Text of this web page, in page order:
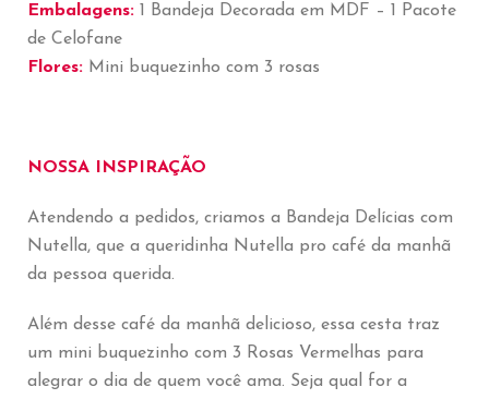
Embalagens: 1 Bandeja Decorada em MDF – 1 Pacote
de Celofane
Flores: Mini buquezinho com 3 rosas
NOSSA INSPIRAÇÃO
Atendendo a pedidos, criamos a Bandeja Delícias com
Nutella, que a queridinha Nutella pro café da manhã
da pessoa querida.
Além desse café da manhã delicioso, essa cesta traz
um mini buquezinho com 3 Rosas Vermelhas para
alegrar o dia de quem você ama. Seja qual for a